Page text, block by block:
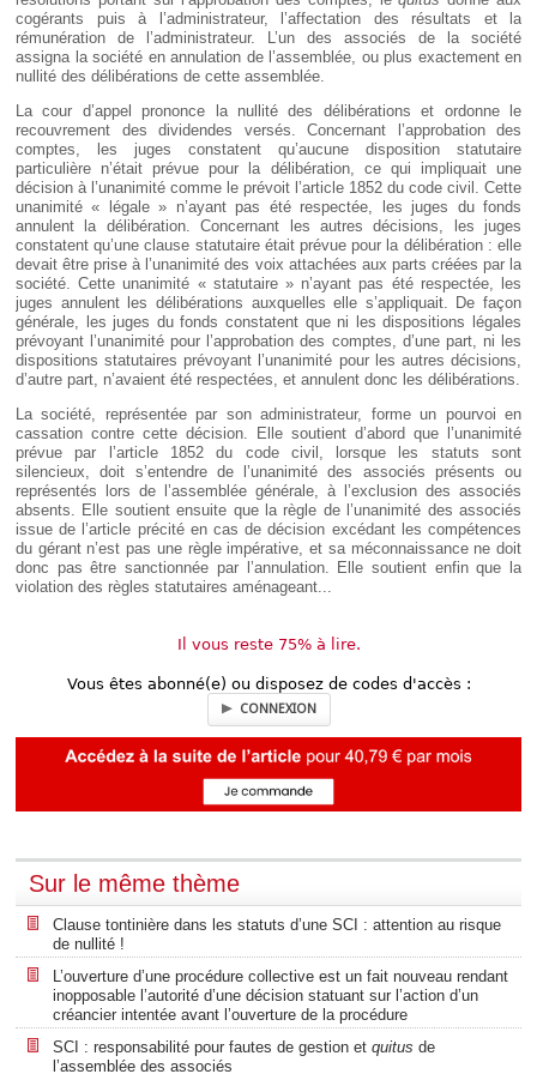
cogérants puis à l’administrateur, l’affectation des résultats et la
rémunération de l’administrateur. L’un des associés de la société
assigna la société en annulation de l’assemblée, ou plus exactement en
nullité des délibérations de cette assemblée.
La cour d’appel prononce la nullité des délibérations et ordonne le
recouvrement des dividendes versés. Concernant l’approbation des
comptes, les juges constatent qu’aucune disposition statutaire
particulière n’était prévue pour la délibération, ce qui impliquait une
décision à l’unanimité comme le prévoit l’article 1852 du code civil. Cette
unanimité « légale » n’ayant pas été respectée, les juges du fonds
annulent la délibération. Concernant les autres décisions, les juges
constatent qu’une clause statutaire était prévue pour la délibération : elle
devait être prise à l’unanimité des voix attachées aux parts créées par la
société. Cette unanimité « statutaire » n’ayant pas été respectée, les
juges annulent les délibérations auxquelles elle s’appliquait. De façon
générale, les juges du fonds constatent que ni les dispositions légales
prévoyant l’unanimité pour l’approbation des comptes, d’une part, ni les
dispositions statutaires prévoyant l’unanimité pour les autres décisions,
d’autre part, n’avaient été respectées, et annulent donc les délibérations.
La société, représentée par son administrateur, forme un pourvoi en
cassation contre cette décision. Elle soutient d’abord que l’unanimité
prévue par l’article 1852 du code civil, lorsque les statuts sont
silencieux, doit s’entendre de l’unanimité des associés présents ou
représentés lors de l’assemblée générale, à l’exclusion des associés
absents. Elle soutient ensuite que la règle de l’unanimité des associés
issue de l’article précité en cas de décision excédant les compétences
du gérant n’est pas une règle impérative, et sa méconnaissance ne doit
donc pas être sanctionnée par l’annulation. Elle soutient enfin que la
violation des règles statutaires aménageant...
Il vous reste 75% à lire.
Vous êtes abonné(e) ou disposez de codes d'accès :
CONNEXION
Sur le même thème
Clause tontinière dans les statuts d’une SCI : attention au risque
de nullité !
L’ouverture d’une procédure collective est un fait nouveau rendant
inopposable l’autorité d’une décision statuant sur l’action d’un
créancier intentée avant l’ouverture de la procédure
SCI : responsabilité pour fautes de gestion et quitus de
l’assemblée des associés